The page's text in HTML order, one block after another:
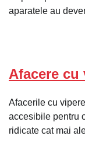
aparatele au
Afacere cu
Afacerile cu
accesibile pentru
ridicate cat mai